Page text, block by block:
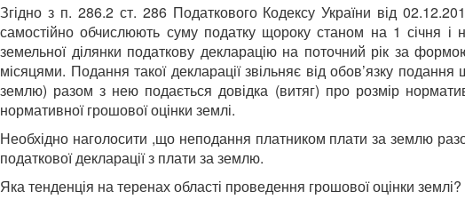
Згідно з п. 286.2 ст. 286 Податкового Кодексу України від
самостійно обчислюють суму податку щороку станом на 1 січня і
земельної ділянки податкову декларацію на поточний рік за
місяцями. Подання такої декларації звільняє від обов’язку
землю) разом з нею подається довідка (витяг) про розмір
нормативної грошової оцінки землі.
Необхідно наголосити ,що неподання платником плати за землю
податкової декларації з плати за землю.
Яка тенденція на теренах області проведення грошової оцінки